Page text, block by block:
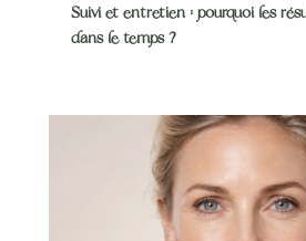
Suivi et entretien : pourquoi les
dans le temps ?